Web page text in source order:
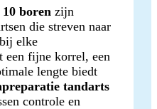
boren zijn
die streven naar
elke
een fijne korrel, een
lengte biedt
tandarts
controle en